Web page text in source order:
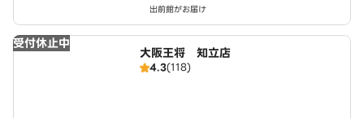
出前館がお届け
受付休止中
大阪王将 知立店
4.3(118)